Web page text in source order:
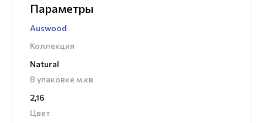
Параметры
Auswood
Коллекция
Natural
В упаковке м.кв
2,16
Цвет